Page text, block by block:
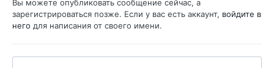
Вы можете опубликовать сообщение сейчас, а
зарегистрироваться позже. Если у вас есть аккаунт, войдите в
него для написания от своего имени.